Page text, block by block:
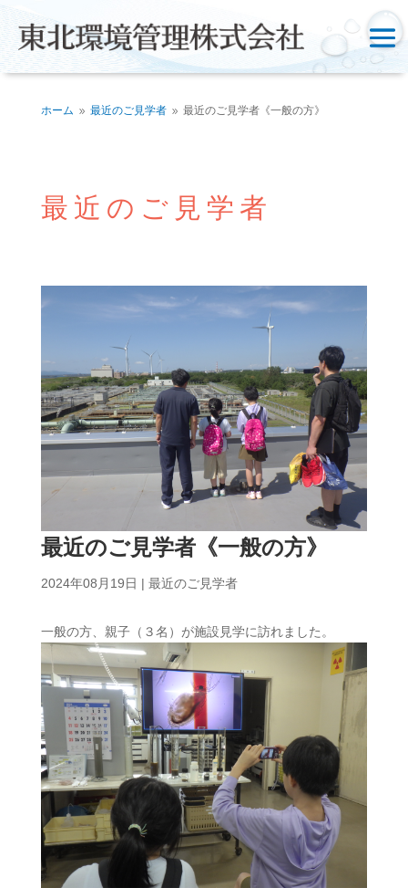
ホーム 9 最近のご見学者 9 最近のご見学者《一般の方》
最近のご見学者
最近のご見学者《一般の方》
2024年08月19日 | 最近のご見学者
一般の方、親子（３名）が施設見学に訪れました。